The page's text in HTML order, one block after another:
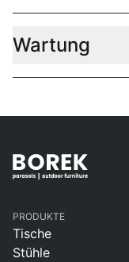
Wartung
PRODUKTE
Tische
Stühle